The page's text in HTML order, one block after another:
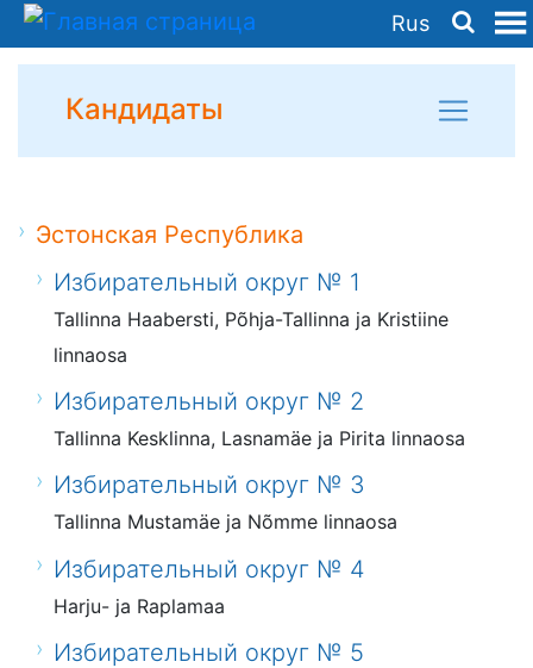
Rus
Кандидаты
Эстонская Республика
Избирательный округ № 1
Tallinna Haabersti, Põhja-Tallinna ja Kristiine
linnaosa
Избирательный округ № 2
Tallinna Kesklinna, Lasnamäe ja Pirita linnaosa
Избирательный округ № 3
Tallinna Mustamäe ja Nõmme linnaosa
Избирательный округ № 4
Harju- ja Raplamaa
Избирательный округ № 5